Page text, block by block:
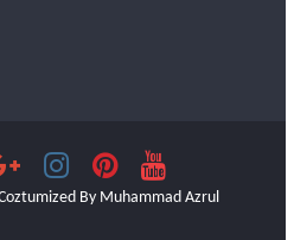
By Muhammad Azrul